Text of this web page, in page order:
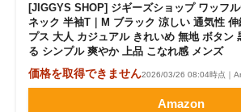
[JIGGYS SHOP] ジギーズショップ ワッフ
ネック 半袖T｜M ブラック 涼しい 通気性
プス 大人 カジュアル きれいめ 無地 ボタン
る シンプル 爽やか 上品 こなれ感 メンズ
価格を取得できません2026/03/26 08:04時点｜
Amazon